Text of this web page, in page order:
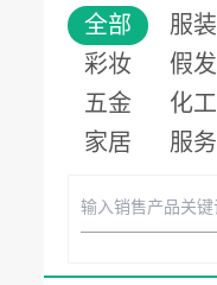
全部 服装
彩妆
假发
五金
化工
家居
服务